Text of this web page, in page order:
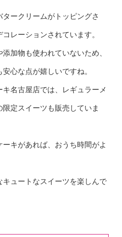
ークリームがトッピングさ
レーションされています。
加物も使われていないため、
心な点が嬉しいですね。
名古屋店では、レギュラーメ
定スイーツも販売していま
キがあれば、おうち時間がよ
キュートなスイーツを楽しんで